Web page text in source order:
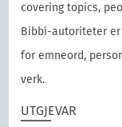
covering topics,
Bibbi-autoriteter
for emneord,
verk.
UTGJEVAR